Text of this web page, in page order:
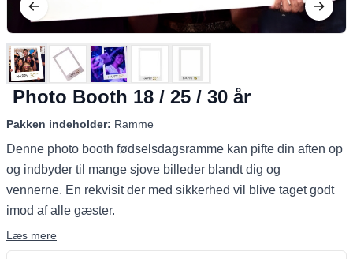
Photo Booth 18 / 25 / 30 år
Pakken indeholder: Ramme
Denne photo booth fødselsdagsramme kan pifte din aften op
og indbyder til mange sjove billeder blandt dig og
vennerne. En rekvisit der med sikkerhed vil blive taget godt
imod af alle gæster.
Læs mere